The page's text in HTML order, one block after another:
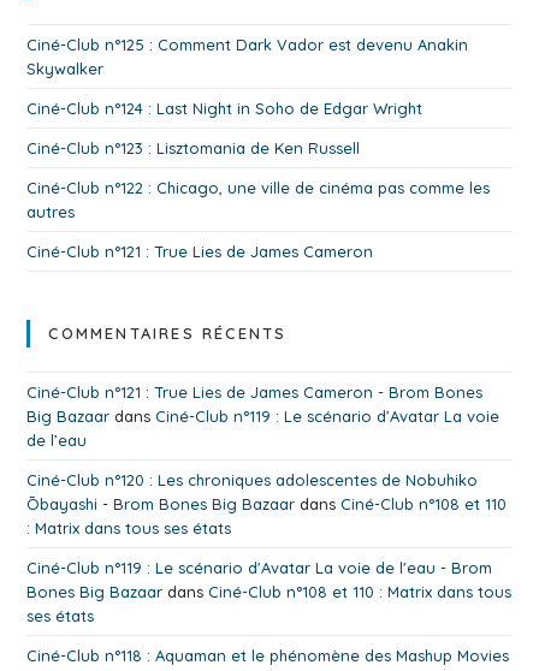
Ciné-Club n°125 : Comment Dark Vador est devenu Anakin
Skywalker
Ciné-Club n°124 : Last Night in Soho de Edgar Wright
Ciné-Club n°123 : Lisztomania de Ken Russell
Ciné-Club n°122 : Chicago, une ville de cinéma pas comme les
autres
Ciné-Club n°121 : True Lies de James Cameron
COMMENTAIRES RÉCENTS
Ciné-Club n°121 : True Lies de James Cameron - Brom Bones
Big Bazaar dans Ciné-Club n°119 : Le scénario d’Avatar La voie
de l’eau
Ciné-Club n°120 : Les chroniques adolescentes de Nobuhiko
Ōbayashi - Brom Bones Big Bazaar dans Ciné-Club n°108 et 110
: Matrix dans tous ses états
Ciné-Club n°119 : Le scénario d'Avatar La voie de l'eau - Brom
Bones Big Bazaar dans Ciné-Club n°108 et 110 : Matrix dans tous
ses états
Ciné-Club n°118 : Aquaman et le phénomène des Mashup Movies